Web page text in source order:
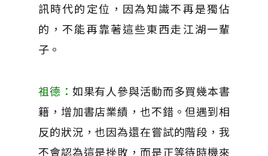
訊時代的定位，因為知識不再是獨佔
的，不能再靠著這些東西走江湖一輩
子。
祖德： 如果有人參與活動而多買幾本書
籍，增加書店業績，也不錯。但遇到相
反的狀況，也因為還在嘗試的階段，我
不會認為這是挫敗，而是正等待時機來